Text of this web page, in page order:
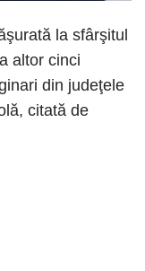
la sfârşitul
altor cinci
din judeţele
citată de